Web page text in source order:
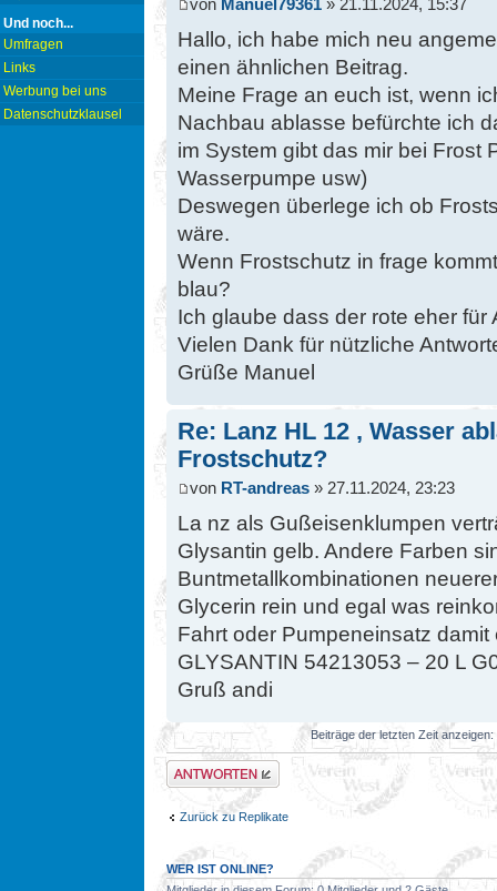
Und noch...
Umfragen
Links
Werbung bei uns
Datenschutzklausel
von Manuel79361 » 21.11.2024, 15:37
Hallo, ich habe mich neu
einen ähnlichen Beitrag.
Meine Frage an euch ist, wenn
Nachbau ablasse befürchte ich
im System gibt das mir bei Frost
Wasserpumpe usw)
Deswegen überlege ich ob
wäre.
Wenn Frostschutz in frage
blau?
Ich glaube dass der rote eher
Vielen Dank für nützliche
Grüße Manuel
Re: Lanz HL 12 , Wasser
Frostschutz?
von RT-andreas » 27.11.2024, 23:23
La nz als Gußeisenklumpen
Glysantin gelb. Andere Farben
Buntmetallkombinationen
Glycerin rein und egal was
Fahrt oder Pumpeneinsatz
GLYSANTIN 54213053 – 20 L
Gruß andi
Beiträge der letzten Zeit anzeigen:
Antwort erstellen
Zurück zu Replikate
WER IST ONLINE?